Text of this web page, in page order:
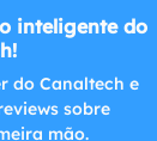
inteligente do
do Canaltech e
sobre
mão.